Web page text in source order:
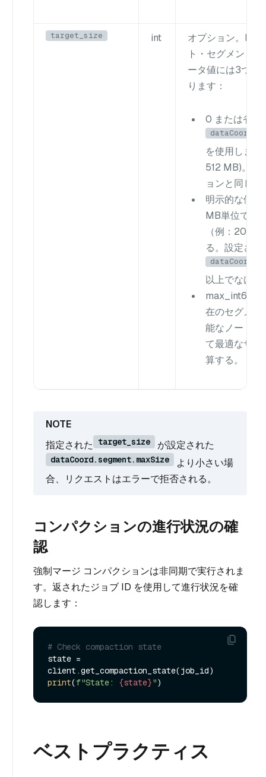
target_size int
オプション。MB
ト・セグメント
ータ値には3つの
ります：
0 または省略
を使用します
512 MB)。標
ョンと同じ。
明示的な値
MB単位で指
（例：2048
る。設定され
以上でなけ
max_int64
在のセグメン
能なノードリ
て最適なサ
算する。
指定された target_size が設定された
dataCoord.segment.maxSize
より小さい場
合、リクエストはエラーで拒否される。
コンパクションの進行状況の確
認
強制マージ コンパクションは非同期で実行されま
す。返されたジョブ ID を使用して進行状況を確
認します：
# Check compaction state
state =
print(f"State: {state}"
ベストプラクティス